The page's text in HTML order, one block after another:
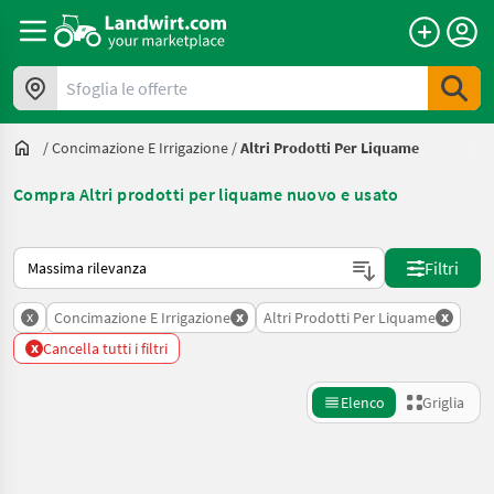
Sfoglia le offerte
/Concimazione E Irrigazione /Altri Prodotti Per Liquame
Compra Altri prodotti per liquame nuovo e usato
Ecco come viene ordinato su Landwirt.com
Filtri
x Concimazione E Irrigazione x Altri Prodotti Per Liquame x
x Cancella tutti i filtri
Elenco Griglia